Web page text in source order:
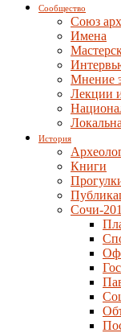
Сообщество
Союз
Имена
Мнение
Лекции
История
Книги
Сочи-